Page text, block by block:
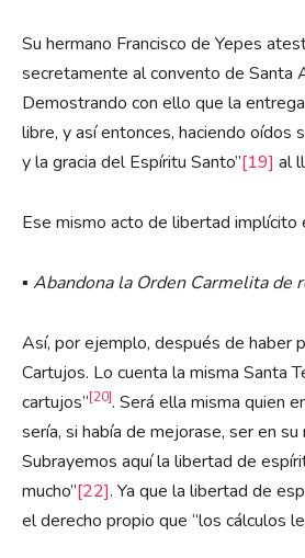
Su hermano Francisco de Yepes
secretamente al convento de Santa
Demostrando con ello que la
libre, y así entonces, haciendo
y la gracia del Espíritu Santo”[19] al
Ese mismo acto de libertad
▪ Abandona la Orden Carmelita de
Así, por ejemplo, después de haber
Cartujos. Lo cuenta la misma Santa
cartujos”[20]. Será ella misma quien
sería, si había de mejorase, ser en
Subrayemos aquí la libertad de
mucho”[22]. Ya que la libertad de
el derecho propio que “los cálculos